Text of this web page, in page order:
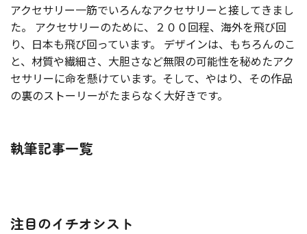
アクセサリー一筋でいろんなアクセサリーと接してきまし
た。 アクセサリーのために、２００回程、海外を飛び回
り、日本も飛び回っています。 デザインは、もちろんのこ
と、材質や繊細さ、大胆さなど無限の可能性を秘めたアク
セサリーに命を懸けています。そして、やはり、その作品
の裏のストーリーがたまらなく大好きです。
執筆記事一覧
注目のイチオシスト